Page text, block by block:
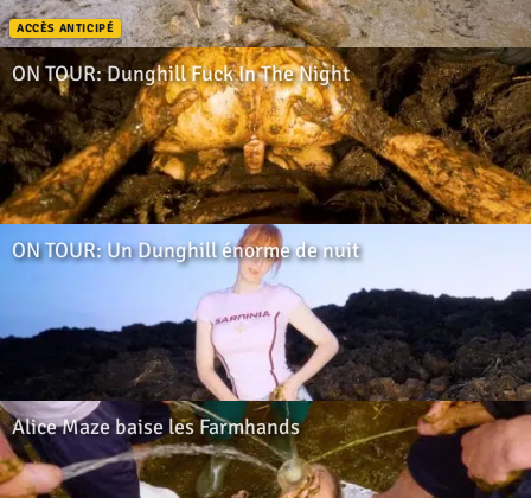
ACCÈS ANTICIPÉ
ON TOUR: Dunghill Fuck In The Night
ON TOUR: Un Dunghill énorme de nuit
Alice Maze baise les Farmhands